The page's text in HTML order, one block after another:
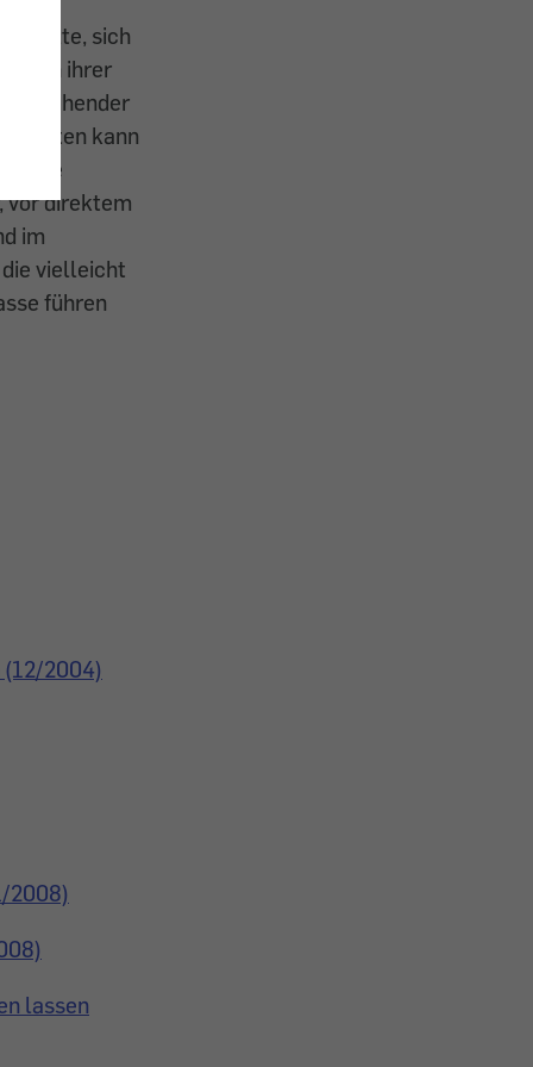
sich
ihrer
bestehender
kann
vor direktem
im
vielleicht
führen
2004)
2008)
lassen